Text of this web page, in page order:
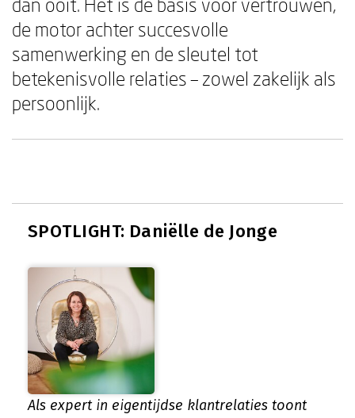
de motor achter succesvolle
samenwerking en de sleutel tot
betekenisvolle relaties – zowel zakelijk als
persoonlijk.
SPOTLIGHT: Daniëlle de Jonge
Als expert in eigentijdse klantrelaties toont